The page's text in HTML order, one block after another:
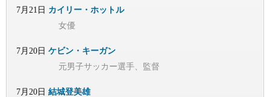
7月21日 カイリー・ホットル
女優
7月20日 ケビン・キーガン
元男子サッカー選手、監督
7月20日 結城登美雄